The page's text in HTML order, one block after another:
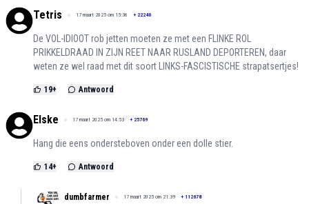
Tetris 17 maart 2025 om 15:36 + 22240
De VOL-IDIOOT rob jetten moeten ze met een FLINKE ROL
PRIKKELDRAAD IN ZIJN REET NAAR RUSLAND DEPORTEREN, daar
weten ze wel raad met dit soort LINKS-FASCISTISCHE strapatsertjes!
19+ Antwoord
Elske 17 maart 2025 om 14:53 + 25769
Hang die eens ondersteboven onder een dolle stier.
14+ Antwoord
dumbfarmer 17 maart 2025 om 21:39 + 112678